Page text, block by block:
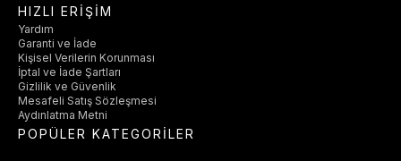
HIZLI ERİŞİM
Yardım
Garanti ve İade
Kişisel Verilerin Korunması
İptal ve İade Şartları
Gizlilik ve Güvenlik
Mesafeli Satış Sözleşmesi
Aydınlatma Metni
POPÜLER KATEGORİLER